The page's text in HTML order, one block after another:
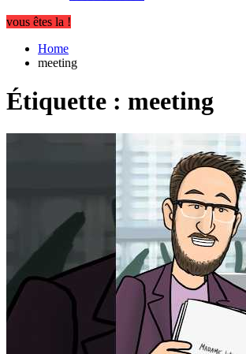
vous êtes la !
Home
meeting
Étiquette : meeting